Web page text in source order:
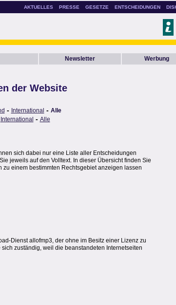
AKTUELLES PRESSE GESETZE ENTSCHEIDUNGEN
Newsletter Werbung
der Website
- International - Alle
International - Alle
sich dabei nur eine Liste aller Entscheidungen
jeweils auf den Volltext. In dieser Übersicht finden Sie
einem bestimmten Rechtsgebiet anzeigen lassen
Dienst allofmp3, der ohne im Besitz einer Lizenz zu
zuständig, weil die beanstandeten Internetseiten